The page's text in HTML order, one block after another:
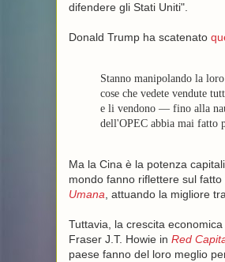
difendere gli Stati Uniti".
Donald Trump ha scatenato
Stanno manipolando la
cose che vedete vendute
e li vendono — fino alla
dell'OPEC abbia mai fatto
Ma la Cina è la potenza
mondo fanno riflettere sul
Umana , attuando la migliore
Tuttavia, la crescita
Fraser J.T. Howie in Red
paese fanno del loro meglio